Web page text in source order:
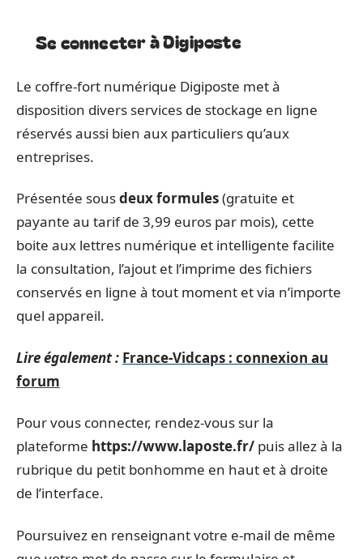
Se connecter à Digiposte
Le coffre-fort numérique Digiposte met à
disposition divers services de stockage en ligne
réservés aussi bien aux particuliers qu’aux
entreprises.
Présentée sousdeux formules(gratuite et
payante au tarif de 3,99 euros par mois), cette
boite aux lettres numérique et intelligente facilite
la consultation, l’ajout et l’imprime des fichiers
conservés en ligne à tout moment et via n’importe
quel appareil.
Lire également : France-Vidcaps : connexion au
forum
Pour vous connecter, rendez-vous sur la
plateforme https://www.laposte.fr/ puis allez à la
rubrique du petit bonhomme en haut et à droite
de l’interface.
Poursuivez en renseignant votre e-mail de même